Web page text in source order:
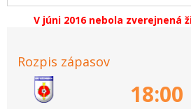
V júni 2016 nebola zverejnená
Rozpis zápasov
18:00